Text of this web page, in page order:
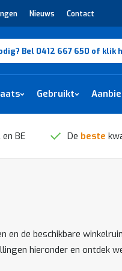
Nieuws Contact
Bel 0412 667 650 of klik
Gebruikt
BE De beste
en de beschikbare
hieronder en ontdek